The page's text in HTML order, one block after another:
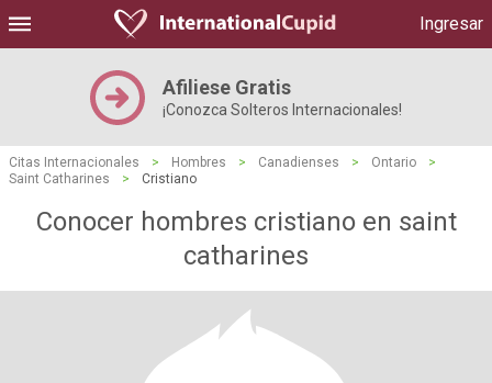
Ingresar
Afiliese Gratis
¡Conozca Solteros Internacionales!
Citas Internacionales > Hombres > Canadienses > Ontario
>
Saint Catharines
> Cristiano
Conocer hombres cristiano en saint
catharines